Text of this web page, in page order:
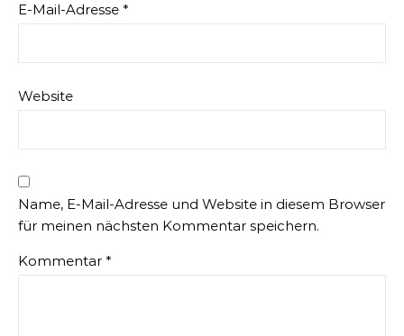
E-Mail-Adresse *
Website
Name, E-Mail-Adresse und Website in diesem Browser
für meinen nächsten Kommentar speichern.
Kommentar *